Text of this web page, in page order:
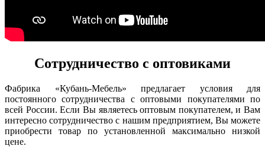
Сотрудничество с оптовиками
Фабрика «Кубань-Мебель» предлагает условия для
постоянного сотрудничества с оптовыми покупателями по
всей России. Если Вы являетесь оптовым покупателем, и Вам
интересно сотрудничество с нашим предприятием, Вы можете
приобрести товар по установленной максимально низкой
цене.